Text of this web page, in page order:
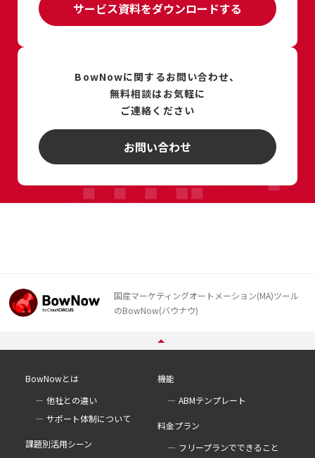
サービス資料をダウンロードする
BowNowに関するお問い合わせ、
無料相談はお気軽に
ご連絡ください
お問い合わせ
国産マーケティングオートメーション(MA)ツール
のBowNow(バウナウ)
BowNowとは
他社との違い
サポート体制について
課題別活用シーン
機能
ABMテンプレート
料金プラン
フリープランでできること